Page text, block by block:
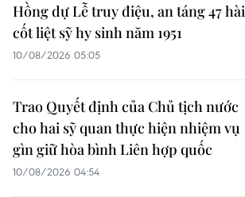
Hồng dự Lễ truy điệu, an táng 47 hài
cốt liệt sỹ hy sinh năm 1951
10/08/2026 05:05
Trao Quyết định của Chủ tịch nước
cho hai sỹ quan thực hiện nhiệm vụ
gìn giữ hòa bình Liên hợp quốc
10/08/2026 04:54